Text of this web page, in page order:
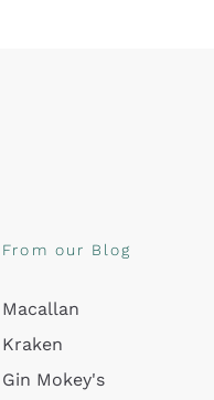
From our Blog
Macallan
Kraken
Gin Mokey's